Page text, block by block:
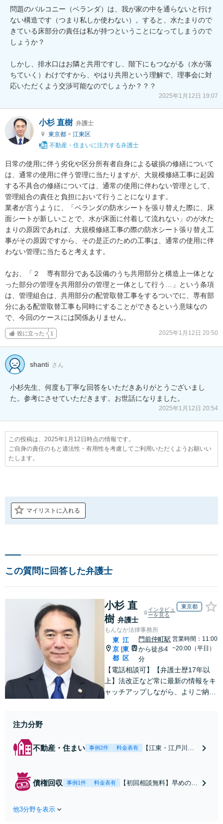
問題のバルコニー（ベランダ）は、我が家の中を通らないと行け
ない構造です（つまり私しか使わない）。すると、水たまりので
きている床部分の責任は私が持つということになってしまうので
しょうか？
しかし、排水口はお隣と共用ですし、階下にもつながる（水が落
ちていく）わけですから、やはり共用という理解で、理事会に対
2025年1月12日 19:07
小杉 直樹 弁護士
東京都 > 江東区
不動産・住まいに注力する弁護士
日常の使用に伴う劣化や区分所有者自身による破損の修繕について
は、通常の使用に伴う管理に当たりますが、大規模修繕工事に起因
する不具合の修繕については、通常の使用に伴わない管理として、
管理組合の責任と負担において行うことになります。
業者が言うように、「ベランダの防水シートを張り替えた際に、床
面シートが新しいことで、水が床面に付着して流れない」のが水た
まりの原因であれば、大規模修繕工事の際の防水シート張り替え工
事がその原因ですから、その是正のための工事は、通常の使用に伴
わない管理に当たると考えます。
なお、「２　専有部分である設備のうち共用部分と構造上一体とな
った部分の管理を共用部分の管理と一体として行う…」という条項
は、管理組合は、共用部分の配管取替工事をするついでに、専有部
分にある配管取替工事も同時にすることができるという意味なの
で、今回のケースには関係ありません。
役に立った 1 2025年1月12日 20:50
shanti さん
小杉先生、何度も丁寧な回答をいただきありがとうございまし
た。参考にさせていただきます。お世話になりました。
2025年1月12日 20:54
この投稿は、2025年1月12日時点の情報です。
ご自身の責任のもと適法性・有用性を考慮してご利用いただくようお願いい
たします。
マイリストに入れる
この質問に回答した弁護士
小杉 直
樹 弁護士
インタビュ
ーを見る
東京都
もんなか法律事務所
東
京
都
江
東
区
門前仲町駅
から徒歩4
分
営業時間：11:00
~20:00（平日）
【電話相談可】【弁護士歴17年以
上】法改正など常に最新の情報をキ
ャッチアップしながら、よりご納得
可】【門前仲町駅4分】
注力分野
不動産・住まい 事例2件 料金表有
【江東・江戸川エ
返信！フットワー
債権回収 事例1件 料金表有
【初回相談無料】早めの行
他3分野を表示